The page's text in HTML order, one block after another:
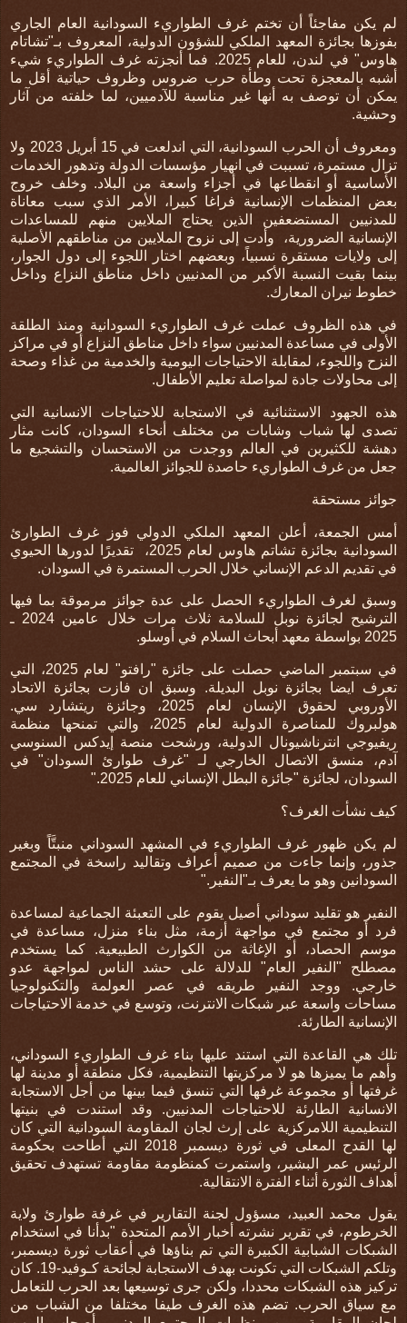
لم يكن مفاجئاً أن تختم غرف الطواريء السودانية العام الجاري
بفوزها بجائزة المعهد الملكي للشؤون الدولية، المعروف بـ"تشاتام
هاوس" في لندن، للعام 2025. فما أنجزته غرف الطواريء شيء
أشبه بالمعجزة تحت وطأة حرب ضروس وظروف حياتية أقل ما
يمكن أن توصف به أنها غير مناسبة للآدميين، لما خلفته من آثار
وحشية.
ومعروف أن الحرب السودانية، التي اندلعت في 15 أبريل 2023 ولا
تزال مستمرة، تسببت في انهيار مؤسسات الدولة وتدهور الخدمات
الأساسية أو انقطاعها في أجزاء واسعة من البلاد. وخلف خروج
بعض المنظمات الإنسانية فراغا كبيرا، الأمر الذي سبب معاناة
للمدنيين المستضعفين الذين يحتاج الملايين منهم للمساعدات
الإنسانية الضرورية،
وأدت إلى نزوح الملايين من مناطقهم الأصلية
إلى ولايات مستقرة نسبياً، وبعضهم اختار اللجوء إلى دول الجوار،
بينما بقيت النسبة الأكبر من المدنيين داخل مناطق النزاع وداخل
خطوط نيران المعارك.
في هذه الظروف عملت غرف الطواريء السودانية ومنذ الطلقة
الأولى في مساعدة المدنيين سواء داخل مناطق النزاع أو في مراكز
النزح واللجوء، لمقابلة الاحتياجات اليومية والخدمية من غذاء وصحة
إلى محاولات جادة لمواصلة تعليم الأطفال.
هذه الجهود الاستثنائية في الاستجابة للاحتياجات الانسانية التي
تصدى لها شباب وشابات من مختلف أنحاء السودان، كانت مثار
دهشة للكثيرين في العالم ووجدت من الاستحسان والتشجيع ما
جعل من غرف الطواريء حاصدة للجوائز العالمية.
جوائز مستحقة
أمس الجمعة، أعلن المعهد الملكي الدولي فوز غرف الطوارئ
السودانية بجائزة تشاتم هاوس لعام 2025،
تقديرًا لدورها الحيوي
في تقديم الدعم الإنساني خلال الحرب المستمرة في السودان.
وسبق لغرف الطواريء الحصل على عدة جوائز مرموقة بما فيها
الترشيح لجائزة نوبل للسلامة ثلاث مرات خلال عامين 2024 ـ
2025 بواسطة معهد أبحاث السلام في أوسلو
.
في سبتمبر الماضي حصلت على جائزة "رافتو" لعام 2025، التي
تعرف ايضا بجائزة نوبل البديلة. وسبق ان فازت بجائزة الاتحاد
الأوروبي لحقوق الإنسان لعام 2025، وجائزة ريتشارد سي.
هولبروك للمناصرة الدولية لعام 2025، والتي تمنحها منظمة
ريفيوجي انترناشيونال الدولية، ورشحت منصة إيدكس السنوسي
آدم، منسق الاتصال الخارجي لـ "غرف طوارئ السودان" في
السودان، لجائزة "جائزة البطل الإنساني للعام 2025
".
كيف نشأت الغرف؟
لم يكن ظهور غرف الطواريء في المشهد السوداني منبتَّاً وبغير
جذور، وإنما جاءت من صميم أعراف وتقاليد راسخة في المجتمع
السودانين وهو ما يعرف بـ"النفير ".
النفير هو تقليد سوداني أصيل يقوم على التعبئة الجماعية لمساعدة
فرد أو مجتمع في مواجهة أزمة، مثل بناء منزل، مساعدة في
موسم الحصاد، أو الإغاثة من الكوارث الطبيعية. كما يستخدم
مصطلح "النفير العام" للدلالة على حشد الناس لمواجهة عدو
خارجي. ووجد النفير طريقه في عصر العولمة والتكنولوجيا
مساحات واسعة عبر شبكات الانترنت، وتوسع في خدمة الاحتياجات
الإنسانية الطارئة.
تلك هي القاعدة التي استند عليها بناء غرف الطواريء السوداني،
وأهم ما يميزها هو لا مركزيتها التنظيمية، فكل منطقة أو مدينة لها
غرفتها أو مجموعة غرفها التي تنسق فيما بينها من أجل الاستجابة
الانسانية الطارئة للاحتياجات المدنيين. وقد استندت في بنيتها
التنظيمية اللامركزية على إرث لجان المقاومة السودانية التي كان
لها القدح المعلى في ثورة ديسمبر 2018 التي أطاحت بحكومة
الرئيس عمر البشير، واستمرت كمنظومة مقاومة تستهدف تحقيق
أهداف الثورة أثناء الفترة الانتقالية.
يقول محمد العبيد، مسؤول لجنة التقارير في غرفة طوارئ ولاية
الخرطوم، في تقرير نشرته أخبار الأمم المتحدة "بدأنا في استخدام
الشبكات الشبابية الكبيرة التي تم بناؤها في أعقاب ثورة ديسمبر،
وتلكم الشبكات التي تكونت بهدف الاستجابة لجائحة كـوفيد-19. كان
تركيز هذه الشبكات محددا، ولكن جرى توسيعها بعد الحرب للتعامل
مع سياق الحرب. تضم هذه الغرف طيفا مختلفا من الشباب من